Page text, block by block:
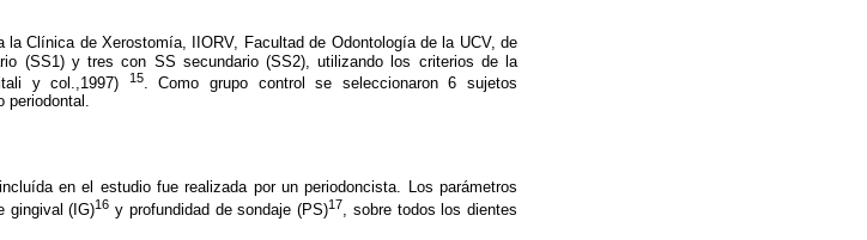
la Clínica de Xerostomía, IIORV, Facultad de Odontología de la UCV, de
(SS1) y tres con SS secundario (SS2), utilizando los criterios de la
y col.,1997) 15. Como grupo control se seleccionaron 6 sujetos
periodontal.
en el estudio fue realizada por un periodoncista. Los parámetros
gingival (IG)16 y profundidad de sondaje (PS)17
, sobre todos los dientes